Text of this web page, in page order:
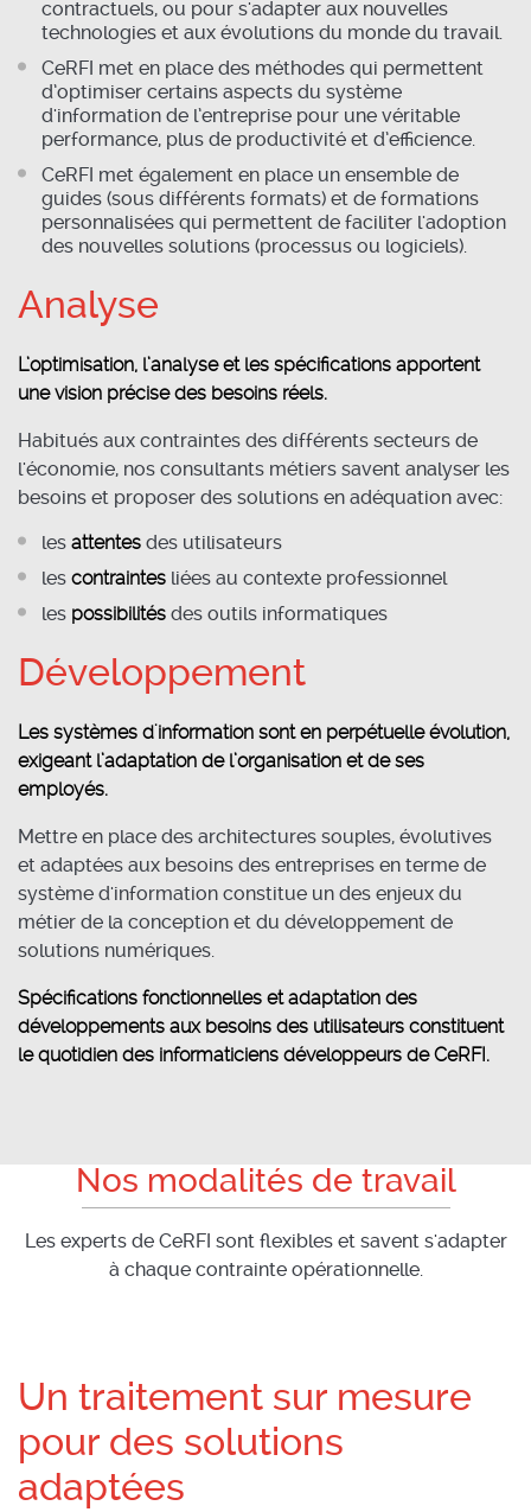
contractuels, ou pour s'adapter aux nouvelles
technologies et aux évolutions du monde du travail.
CeRFI met en place des méthodes qui permettent
d’optimiser certains aspects du système
d'information de l’entreprise pour une véritable
performance, plus de productivité et d’efficience.
CeRFI met également en place un ensemble de
guides (sous différents formats) et de formations
personnalisées qui permettent de faciliter l'adoption
des nouvelles solutions (processus ou logiciels).
Analyse
L’optimisation, l’analyse et les spécifications apportent
une vision précise des besoins réels.
Habitués aux contraintes des différents secteurs de
l'économie, nos consultants métiers savent analyser les
besoins et proposer des solutions en adéquation avec:
les attentes des utilisateurs
les contraintes liées au contexte professionnel
les possibilités des outils informatiques
Développement
Les systèmes d'information sont en perpétuelle évolution,
exigeant l’adaptation de l’organisation et de ses
employés.
Mettre en place des architectures souples, évolutives
et adaptées aux besoins des entreprises en terme de
système d'information constitue un des enjeux du
métier de la conception et du développement de
solutions numériques.
Spécifications fonctionnelles et adaptation des
développements aux besoins des utilisateurs constituent
le quotidien des informaticiens développeurs de CeRFI.
Nos modalités de travail
Les experts de CeRFI sont flexibles et savent s'adapter
à chaque contrainte opérationnelle.
Un traitement sur mesure
pour des solutions
adaptées